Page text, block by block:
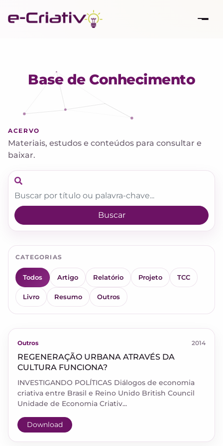
Base de Conhecimento
ACERVO
Materiais, estudos e conteúdos para consultar e
baixar.
Buscar
CATEGORIAS
Todos Artigo Relatório Projeto TCC
Livro Resumo Outros
Outros 2014
REGENERAÇÃO URBANA ATRAVÉS DA
CULTURA FUNCIONA?
INVESTIGANDO POLÍTICAS Diálogos de economia
criativa entre Brasil e Reino Unido British Council
Unidade de Economia Criativ...
Download